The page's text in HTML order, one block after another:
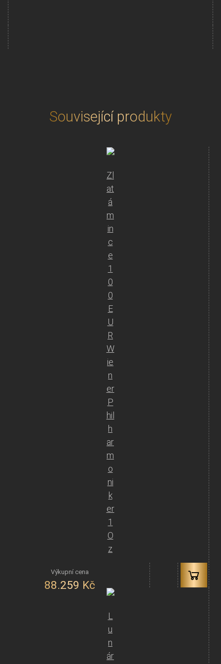
Související produkty
Zl
at
á
m
in
c
e
1
0
0
E
U
R
W
ie
n
er
P
hil
h
ar
m
o
ni
k
er
1
O
z
88.259 Kč
L
u
n
ár